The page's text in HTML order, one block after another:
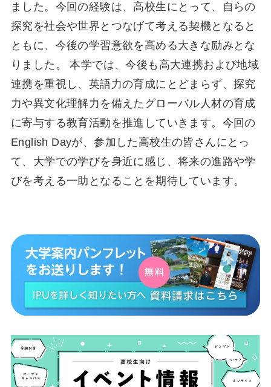
ました。今回の経験は、高校生にとって、自らの
探究を社会や世界とつなげて考える契機となると
ともに、今後の学習意欲を高める大きな励みとな
りました。 本学では、今後も高大連携および地域
連携を重視し、英語力の育成にとどまらず、探究
力や異文化理解力を備えたグローバル人材の育成
に寄与する教育活動を推進していきます。今回の
English Dayが、参加した高校生の皆さんにとっ
て、大学での学びを身近に感じ、将来の進路や学
びを考える一助となることを期待しています。